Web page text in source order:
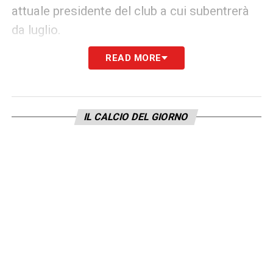
attuale presidente del club a cui subentrerà
da luglio.
Queste le sue parole: «Sono onorato di
reso il Chieri una società importante e
apprezzata in tutto il panorama calcistico
READ MORE
IL CALCIO DEL GIORNO